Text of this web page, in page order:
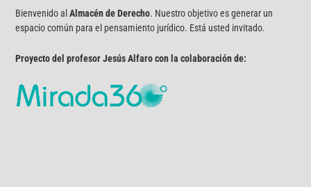
Bienvenido alAlmacén de Derecho. Nuestro objetivo es generar un
espacio común para el pensamiento jurídico. Está usted invitado.
Proyecto del profesor Jesús Alfaro con la colaboración de: